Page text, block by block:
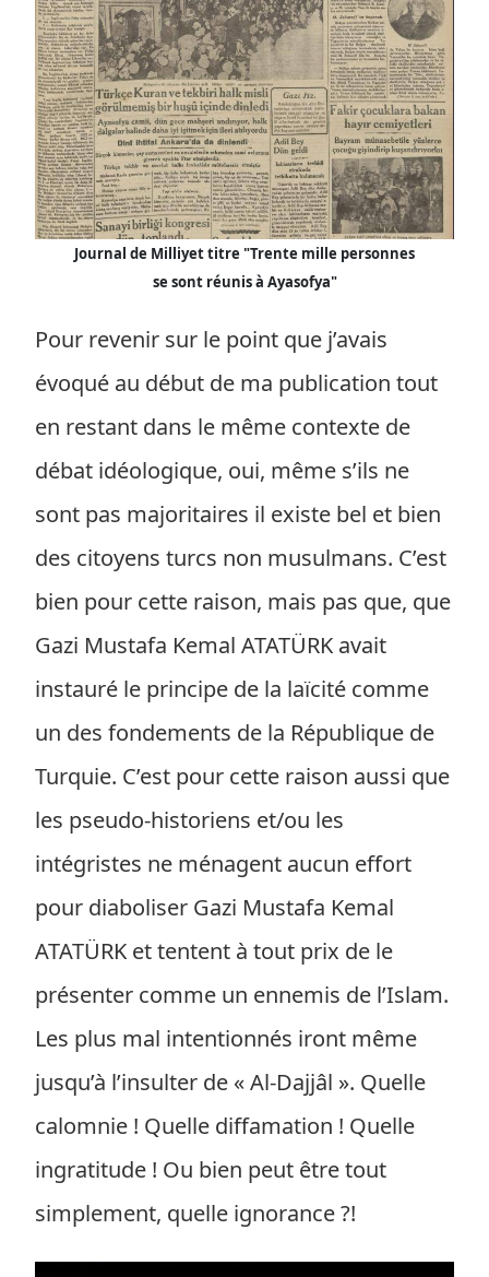
Journal de Milliyet titre "Trente mille personnes
se sont réunis à Ayasofya"
Pour revenir sur le point que j’avais
évoqué au début de ma publication tout
en restant dans le même contexte de
débat idéologique, oui, même s’ils ne
sont pas majoritaires il existe bel et bien
des citoyens turcs non musulmans. C’est
bien pour cette raison, mais pas que, que
Gazi Mustafa Kemal ATATÜRK avait
instauré le principe de la laïcité comme
un des fondements de la République de
Turquie. C’est pour cette raison aussi que
les pseudo-historiens et/ou les
intégristes ne ménagent aucun effort
pour diaboliser Gazi Mustafa Kemal
ATATÜRK et tentent à tout prix de le
présenter comme un ennemis de l’Islam.
Les plus mal intentionnés iront même
jusqu’à l’insulter de « Al-Dajjâl ». Quelle
calomnie ! Quelle diffamation ! Quelle
ingratitude ! Ou bien peut être tout
simplement, quelle ignorance ?!